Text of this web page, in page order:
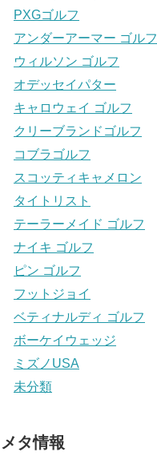
PXGゴルフ
アンダーアーマー ゴルフ
ウィルソン ゴルフ
オデッセイパター
キャロウェイ ゴルフ
クリーブランドゴルフ
コブラゴルフ
スコッティキャメロン
タイトリスト
テーラーメイド ゴルフ
ナイキ ゴルフ
ピン ゴルフ
フットジョイ
ベティナルディ ゴルフ
ボーケイウェッジ
ミズノUSA
未分類
メタ情報